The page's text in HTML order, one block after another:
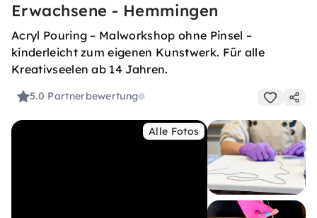
Erwachsene - Hemmingen
Acryl Pouring – Malworkshop ohne Pinsel –
kinderleicht zum eigenen Kunstwerk. Für alle
Kreativseelen ab 14 Jahren.
5.0 Partnerbewertung
Alle Fotos